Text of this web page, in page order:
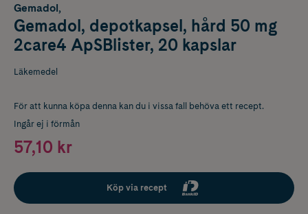
Gemadol,
Gemadol, depotkapsel, hård 50 mg
2care4 ApSBlister, 20 kapslar
Läkemedel
För att kunna köpa denna kan du i vissa fall behöva ett recept.
Ingår ej i förmån
57,10 kr
Köp via recept